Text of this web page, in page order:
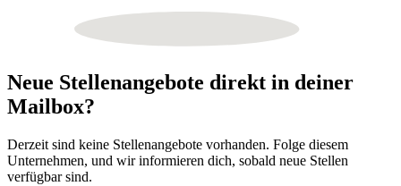
Neue Stellenangebote direkt in deiner
Mailbox?
Derzeit sind keine Stellenangebote vorhanden. Folge diesem
Unternehmen, und wir informieren dich, sobald neue Stellen
verfügbar sind.